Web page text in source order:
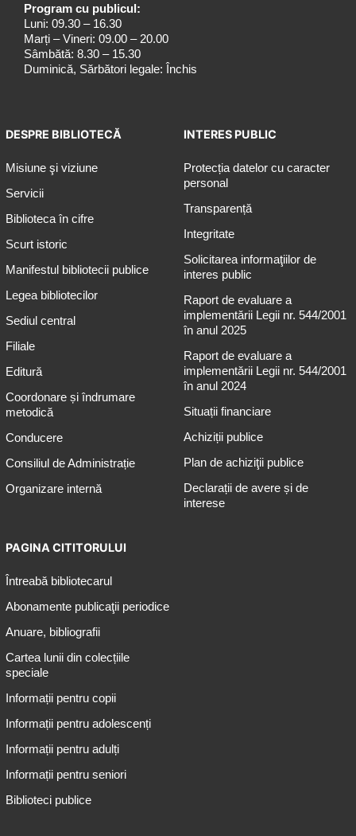
Program cu publicul:
Luni: 09.30 – 16.30
Marți – Vineri: 09.00 – 20.00
Sâmbătă: 8.30 – 15.30
Duminică, Sărbători legale: Închis
DESPRE BIBLIOTECĂ
Misiune şi viziune
Servicii
Biblioteca în cifre
Scurt istoric
Manifestul bibliotecii publice
Legea bibliotecilor
Sediul central
Filiale
Editură
Coordonare și îndrumare
metodică
Conducere
Consiliul de Administrație
Organizare internă
INTERES PUBLIC
Protecția datelor cu caracter
personal
Transparență
Integritate
Solicitarea informaţiilor de
interes public
Raport de evaluare a
implementării Legii nr. 544/2001
în anul 2025
Raport de evaluare a
implementării Legii nr. 544/2001
în anul 2024
Situații financiare
Achiziții publice
Plan de achiziţii publice
Declarații de avere și de
interese
PAGINA CITITORULUI
Întreabă bibliotecarul
Abonamente publicaţii periodice
Anuare, bibliografii
Cartea lunii din colecțiile
speciale
Informații pentru copii
Informații pentru adolescenți
Informații pentru adulți
Informații pentru seniori
Biblioteci publice